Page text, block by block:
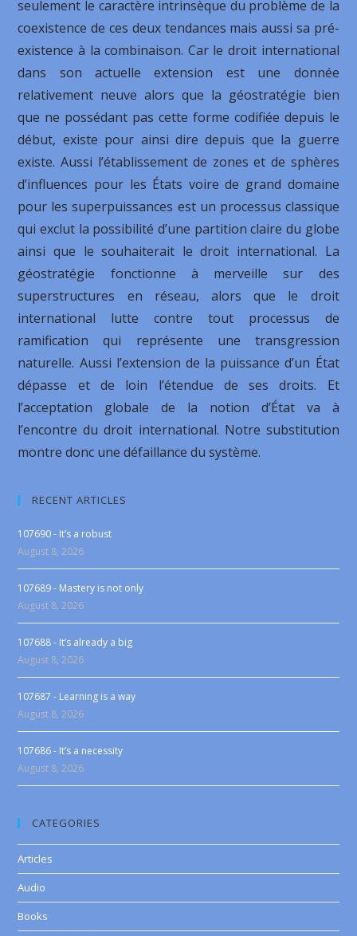
seulement le caractère intrinsèque du problème de la
coexistence de ces deux tendances mais aussi sa pré-
existence à la combinaison. Car le droit international
dans son actuelle extension est une donnée
relativement neuve alors que la géostratégie bien
que ne possédant pas cette forme codifiée depuis le
début, existe pour ainsi dire depuis que la guerre
existe. Aussi l’établissement de zones et de sphères
d’influences pour les États voire de grand domaine
pour les superpuissances est un processus classique
qui exclut la possibilité d’une partition claire du globe
ainsi que le souhaiterait le droit international. La
géostratégie fonctionne à merveille sur des
superstructures en réseau, alors que le droit
international lutte contre tout processus de
ramification qui représente une transgression
naturelle. Aussi l’extension de la puissance d’un État
dépasse et de loin l’étendue de ses droits. Et
l’acceptation globale de la notion d’État va à
l’encontre du droit international. Notre substitution
montre donc une défaillance du système.
RECENT ARTICLES
107690 - It’s a robust
August 8, 2026
107689 - Mastery is not only
August 8, 2026
107688 - It’s already a big
August 8, 2026
107687 - Learning is a way
August 8, 2026
107686 - It’s a necessity
August 8, 2026
CATEGORIES
Articles
Audio
Books